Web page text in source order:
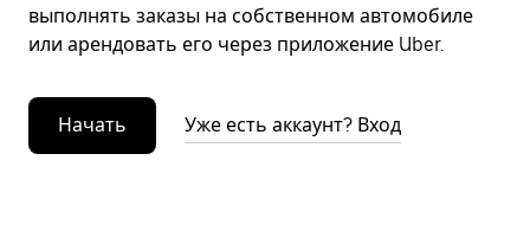
выполнять заказы на собственном автомобиле
или арендовать его через приложение Uber.
Начать Уже есть аккаунт? Вход